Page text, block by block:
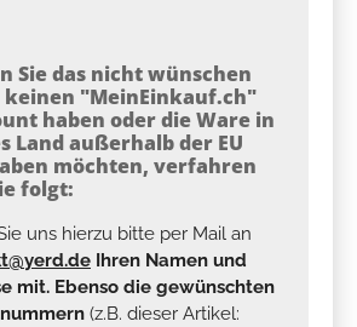
Sie das nicht wünschen
keinen "MeinEinkauf.ch"
haben oder die Ware in
Land außerhalb der EU
möchten, verfahren
folgt:
uns hierzu bitte per Mail an
Ihren Namen und
mit. Ebenso die gewünschten
(z.B. dieser Artikel: